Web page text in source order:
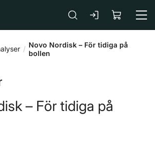
Novo Nordisk – För tidiga på
bollen
– För tidiga på